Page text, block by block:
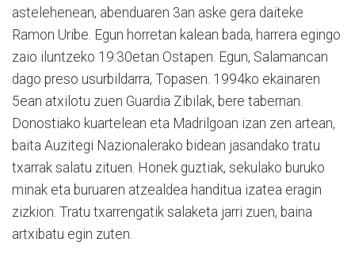
astelehenean, abenduaren 3an aske gera daiteke
Ramon Uribe. Egun horretan kalean bada, harrera egingo
zaio iluntzeko 19:30etan Ostapen. Egun, Salamancan
dago preso usurbildarra, Topasen. 1994ko ekainaren
5ean atxilotu zuen Guardia Zibilak, bere tabernan.
Donostiako kuartelean eta Madrilgoan izan zen artean,
baita Auzitegi Nazionalerako bidean jasandako tratu
txarrak salatu zituen. Honek guztiak, sekulako buruko
minak eta buruaren atzealdea handitua izatea eragin
zizkion. Tratu txarrengatik salaketa jarri zuen, baina
artxibatu egin zuten.